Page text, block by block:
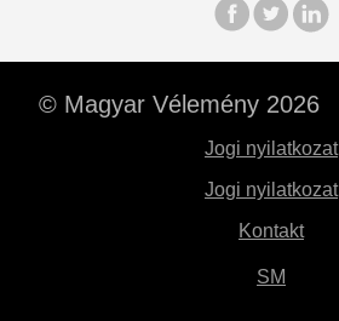
© Magyar Vélemény 2026
Jogi nyilatkozat
Jogi nyilatkozat
Kontakt
SM